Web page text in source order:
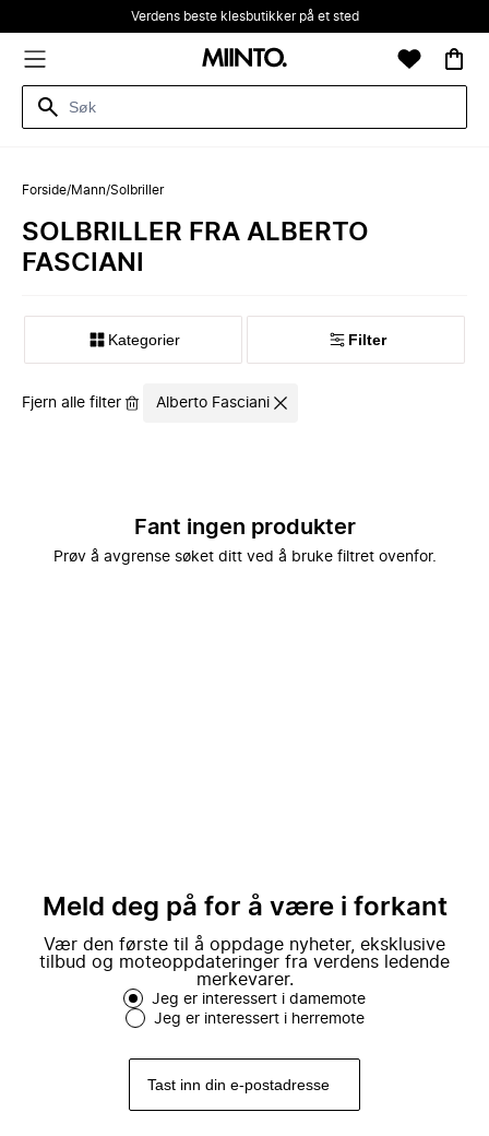
Verdens beste klesbutikker på et sted
Forside/Mann/Solbriller
SOLBRILLER FRA ALBERTO
FASCIANI
Kategorier Filter
Fjern alle filter Alberto Fasciani
Fant ingen produkter
Prøv å avgrense søket ditt ved å bruke filtret ovenfor.
Meld deg på for å være i forkant
Vær den første til å oppdage nyheter, eksklusive
tilbud og moteoppdateringer fra verdens ledende
merkevarer.
Jeg er interessert i damemote
Jeg er interessert i herremote